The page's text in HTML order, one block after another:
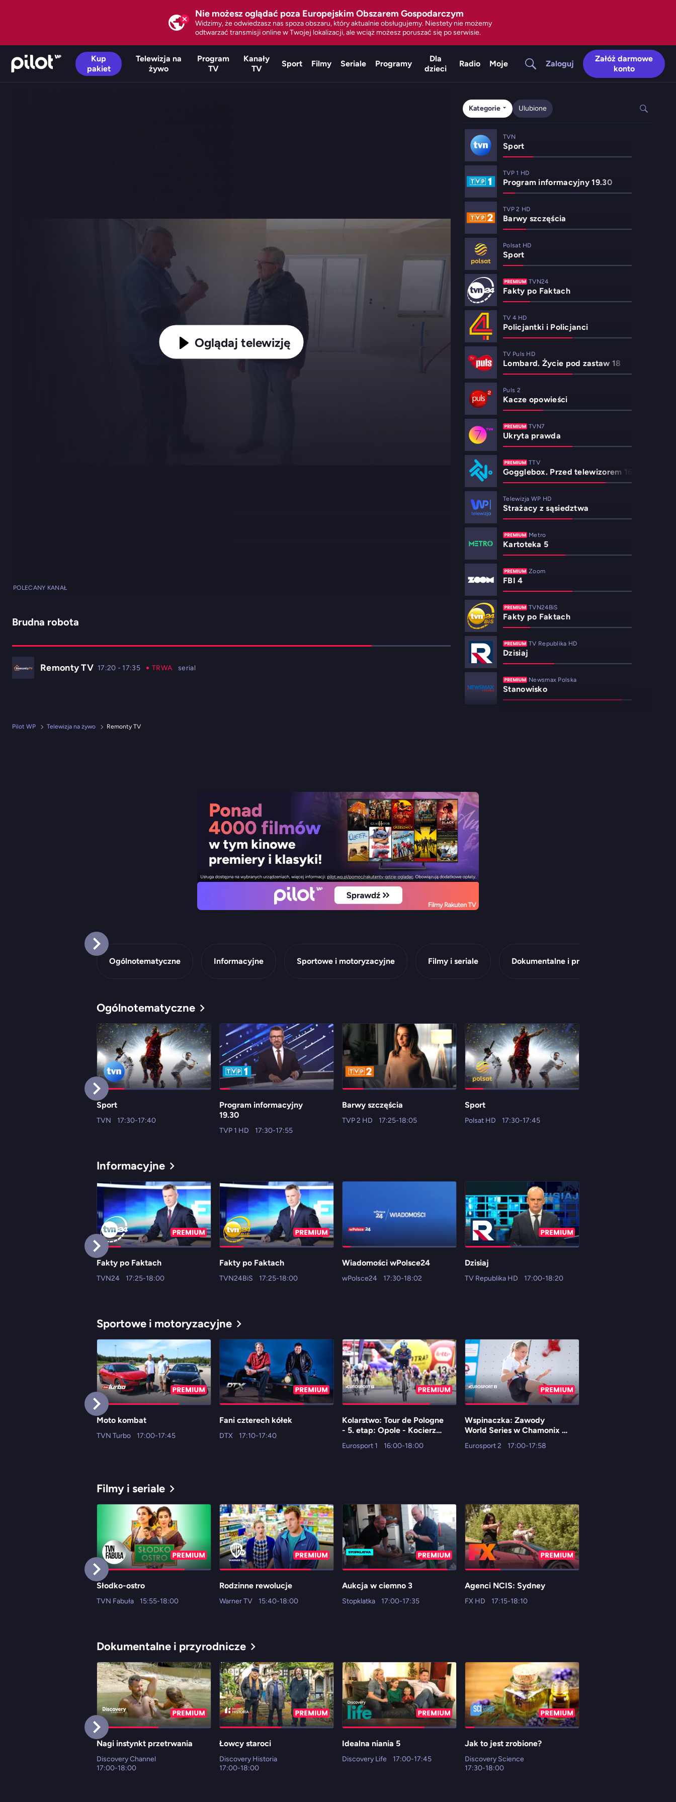
Nie możesz oglądać poza Europejskim Obszarem Gospodarczym
Widzimy, że odwiedzasz nas spoza obszaru, który aktualnie obsługujemy. Niestety nie możemy
odtwarzać transmisji online w Twojej lokalizacji, ale wciąż możesz poruszać się po serwisie.
Kup
pakiet
Telewizja na
żywo
Program
TV
Kanały
TV
Sport Filmy Seriale Programy
Dla
dzieci
Radio Moje Zaloguj
Załóż darmowe
konto
POLECANY KANAŁ
Oglądaj telewizję
Brudna robota
Remonty TV 17:20 - 17:35 TRWA serial
Pilot WP Telewizja na żywo Remonty TV
Kategorie Ulubione
TVN
Sport
TVP 1 HD
Program informacyjny 19.30
TVP 2 HD
Barwy szczęścia
Polsat HD
Sport
TVN24
Fakty po Faktach
TV 4 HD
Policjantki i Policjanci
TV Puls HD
Lombard. Życie pod zastaw 18
Puls 2
Kacze opowieści
TVN7
Ukryta prawda
TTV
Gogglebox. Przed telewizorem 16
Telewizja WP HD
Strażacy z sąsiedztwa
Metro
Kartoteka 5
Zoom
FBI 4
TVN24BiS
Fakty po Faktach
TV Republika HD
Dzisiaj
Newsmax Polska
Stanowisko
Ogólnotematyczne Informacyjne Sportowe i motoryzacyjne Filmy i seriale Dokumentalne i przyrodnicze
Ogólnotematyczne
Sport
TVN 17:30-17:40
Program informacyjny
19.30
TVP 1 HD 17:30-17:55
Barwy szczęścia
TVP 2 HD 17:25-18:05
Sport
Polsat HD 17:30-17:45
Informacyjne
Fakty po Faktach
TVN24 17:25-18:00
Fakty po Faktach
TVN24BiS 17:25-18:00
Wiadomości wPolsce24
wPolsce24 17:30-18:02
Dzisiaj
TV Republika HD 17:00-18:20
Sportowe i motoryzacyjne
Moto kombat
TVN Turbo 17:00-17:45
Fani czterech kółek
DTX 17:10-17:40
Kolarstwo: Tour de Pologne
- 5. etap: Opole - Kocierz
Eurosport 1 16:00-18:00
Wspinaczka: Zawody
World Series w Chamonix -
finały
Eurosport 2 17:00-17:58
Filmy i seriale
Słodko-ostro
TVN Fabuła 15:55-18:00
Rodzinne rewolucje
Warner TV 15:40-18:00
Aukcja w ciemno 3
Stopklatka 17:00-17:35
Agenci NCIS: Sydney
FX HD 17:15-18:10
Dokumentalne i przyrodnicze
Nagi instynkt przetrwania
Discovery Channel
17:00-18:00
Łowcy staroci
Discovery Historia
17:00-18:00
Idealna niania 5
Discovery Life 17:00-17:45
Jak to jest zrobione?
Discovery Science
17:30-18:00